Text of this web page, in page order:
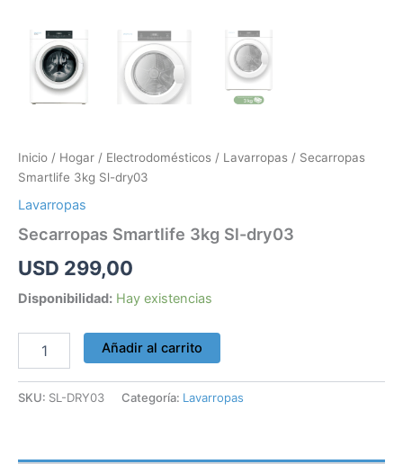
Inicio / Hogar / Electrodomésticos / Lavarropas / Secarropas
Smartlife 3kg Sl-dry03
Lavarropas
Secarropas Smartlife 3kg Sl-dry03
USD 299,00
Disponibilidad: Hay existencias
Añadir al carrito
SKU: SL-DRY03 Categoría: Lavarropas